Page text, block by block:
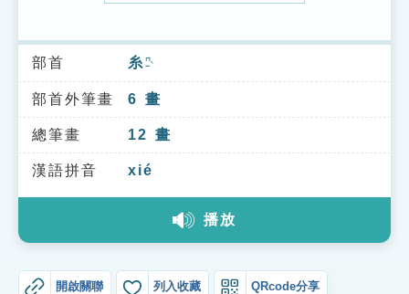
索引選單
知識索引
單字索引
生命大百科索引
教學應用
部首 糸 ㄇㄧˋ
部首外筆畫 6 畫
總筆畫 12 畫
漢語拼音 xié
播放
開啟關聯 列入收藏 QRcode分享